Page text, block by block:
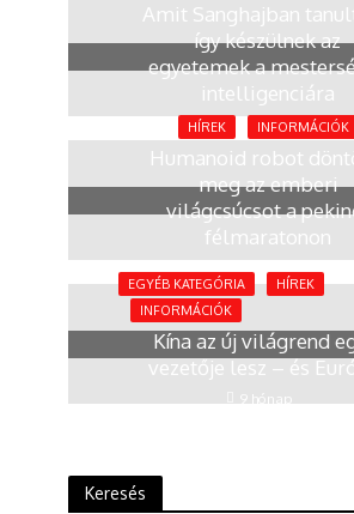
Amit Sanghajban
így készülnek az
egyetemek a
intelligenciára
2 hónap
HÍREK INFORMÁCIÓK
Humanoid robot
meg az emberi
világcsúcsot a
félmaratonon
4 hónap
EGYÉB KATEGÓRIA
HÍREK
INFORMÁCIÓK
Kína az új világrend
vezetője lesz – és
9 hónap
Keresés